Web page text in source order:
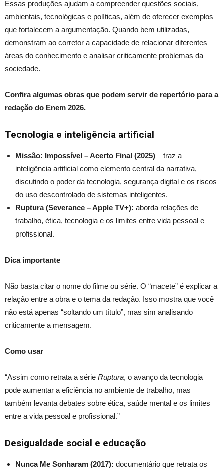
Essas produções ajudam a compreender questões sociais,
ambientais, tecnológicas e políticas, além de oferecer exemplos
que fortalecem a argumentação. Quando bem utilizadas,
demonstram ao corretor a capacidade de relacionar diferentes
áreas do conhecimento e analisar criticamente problemas da
sociedade.
Confira algumas obras que podem servir de repertório para a
redação do Enem 2026.
Tecnologia e inteligência artificial
Missão: Impossível – Acerto Final (2025) – traz a
inteligência artificial como elemento central da narrativa,
discutindo o poder da tecnologia, segurança digital e os riscos
do uso descontrolado de sistemas inteligentes.
Ruptura (Severance – Apple TV+): aborda relações de
trabalho, ética, tecnologia e os limites entre vida pessoal e
profissional.
Dica importante
Não basta citar o nome do filme ou série. O “macete” é explicar a
relação entre a obra e o tema da redação. Isso mostra que você
não está apenas “soltando um título”, mas sim analisando
criticamente a mensagem.
Como usar
“Assim como retrata a série Ruptura, o avanço da tecnologia
pode aumentar a eficiência no ambiente de trabalho, mas
também levanta debates sobre ética, saúde mental e os limites
entre a vida pessoal e profissional.”
Desigualdade social e educação
Nunca Me Sonharam (2017): documentário que retrata os